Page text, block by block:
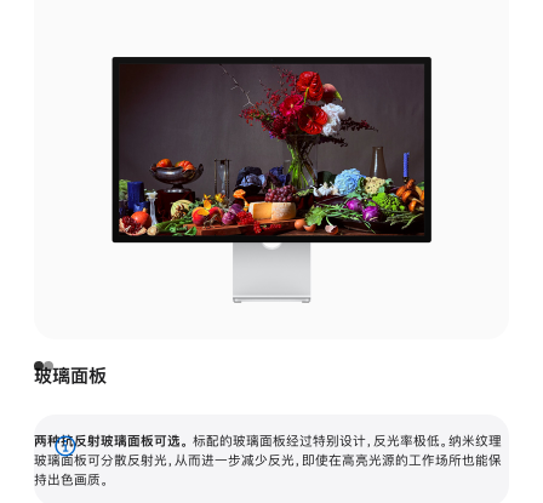
玻璃面板
两种抗反射玻璃面板可选。 标配的玻璃面板经过特别设计，反光率极低。纳米纹理
玻璃面板可分散反射光，从而进一步减少反光，即使在高亮光源的工作场所也能保
持出色画质。
展
开